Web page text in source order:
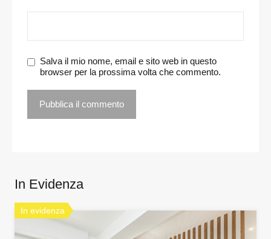
Salva il mio nome, email e sito web in questo
browser per la prossima volta che commento.
In Evidenza
In evidenza